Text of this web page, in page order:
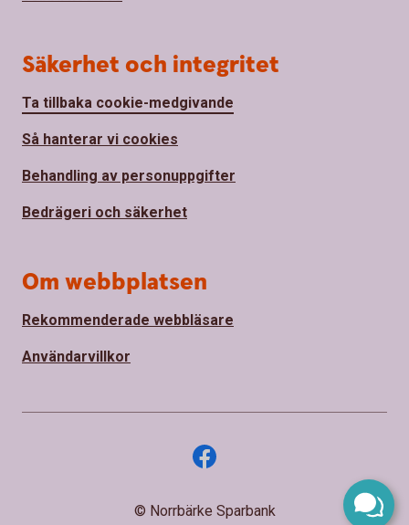
Säkerhet och integritet
Ta tillbaka cookie-medgivande
Så hanterar vi cookies
Behandling av personuppgifter
Bedrägeri och säkerhet
Om webbplatsen
Rekommenderade webbläsare
Användarvillkor
© Norrbärke Sparbank